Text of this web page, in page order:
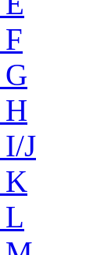
H
J
K
L